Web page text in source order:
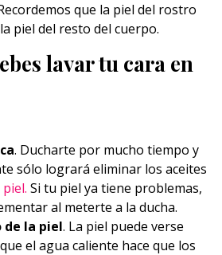
que la piel del rostro
piel del resto del cuerpo.
lavar tu cara en
. Ducharte por mucho tiempo y
sólo logrará eliminar los aceites
piel. Si tu piel ya tiene problemas,
al meterte a la ducha.
la piel. La piel puede verse
el agua caliente hace que los